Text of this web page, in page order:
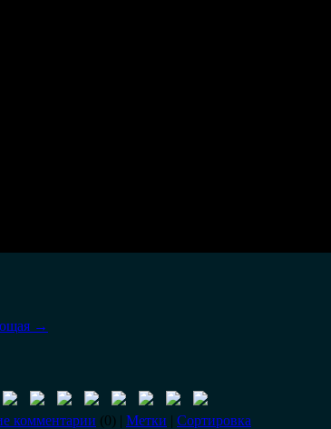
→
комментарии (0) | Метки | Сортировка